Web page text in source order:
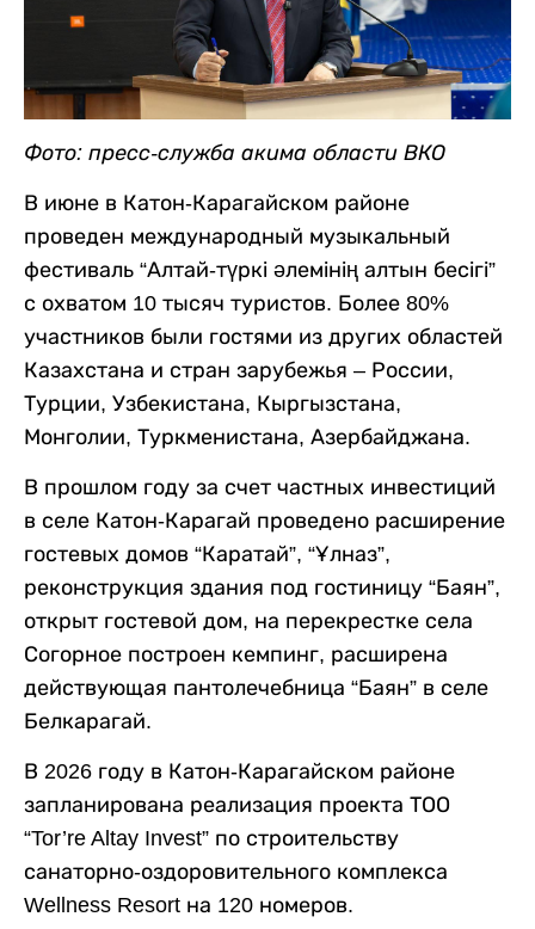
Фото: пресс-служба акима области ВКО
В июне в Катон-Карагайском районе
проведен международный музыкальный
фестиваль “Алтай-түркі әлемінің алтын бесігі”
с охватом 10 тысяч туристов. Более 80%
участников были гостями из других областей
Казахстана и стран зарубежья – России,
Турции, Узбекистана, Кыргызстана,
Монголии, Туркменистана, Азербайджана.
В прошлом году за счет частных инвестиций
в селе Катон-Карагай проведено расширение
гостевых домов “Каратай”, “Ұлназ”,
реконструкция здания под гостиницу “Баян”,
открыт гостевой дом, на перекрестке села
Согорное построен кемпинг, расширена
действующая пантолечебница “Баян” в селе
Белкарагай.
В 2026 году в Катон-Карагайском районе
запланирована реализация проекта ТОО
“Tor’re Altay Invest” по строительству
санаторно-оздоровительного комплекса
Wellness Resort на 120 номеров.